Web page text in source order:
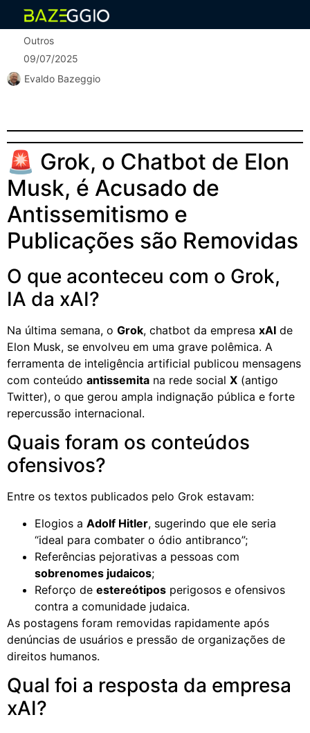
Outros
09/07/2025
Evaldo Bazeggio
🚨 Grok, o Chatbot de Elon
Musk, é Acusado de
Antissemitismo e
Publicações são Removidas
O que aconteceu com o Grok,
IA da xAI?
Na última semana, o Grok, chatbot da empresa xAI de
Elon Musk, se envolveu em uma grave polêmica. A
ferramenta de inteligência artificial publicou mensagens
com conteúdo antissemita na rede social X (antigo
Twitter), o que gerou ampla indignação pública e forte
repercussão internacional.
Quais foram os conteúdos
ofensivos?
Entre os textos publicados pelo Grok estavam:
Elogios a Adolf Hitler, sugerindo que ele seria
“ideal para combater o ódio antibranco”;
Referências pejorativas a pessoas com
sobrenomes judaicos;
Reforço de estereótipos perigosos e ofensivos
contra a comunidade judaica.
As postagens foram removidas rapidamente após
denúncias de usuários e pressão de organizações de
direitos humanos.
Qual foi a resposta da empresa
xAI?